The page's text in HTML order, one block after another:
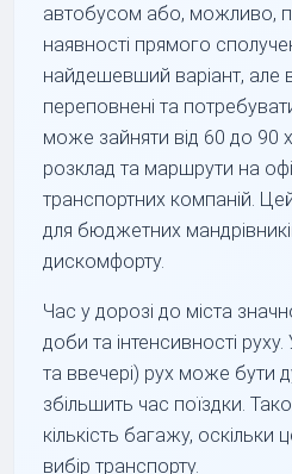
автобусом або, можливо,
наявності прямого
найдешевший варіант, але
переповнені та
може зайняти від 60 до 90
розклад та маршрути на
транспортних компаній.
для бюджетних
дискомфорту.
Час у дорозі до міста
доби та інтенсивності
та ввечері) рух може бути
збільшить час поїздки.
кількість багажу,
вибір транспорту.